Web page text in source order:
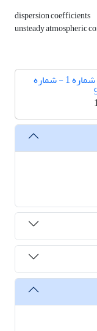
dispersion coefficients
unsteady atmospheric
دوره 27، شماره 1 - شماره